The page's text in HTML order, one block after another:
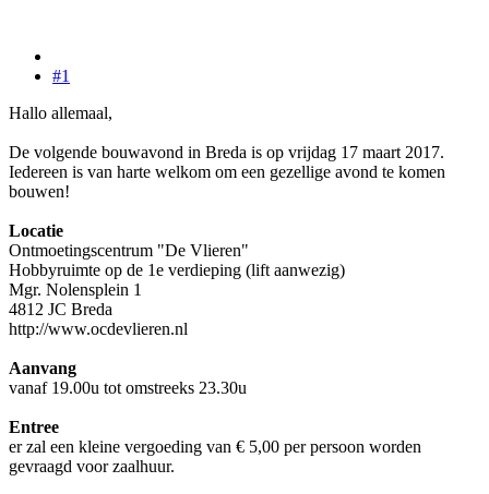
#1
Hallo allemaal,
De volgende bouwavond in Breda is op vrijdag 17 maart 2017.
Iedereen is van harte welkom om een gezellige avond te komen
bouwen!
Locatie
Ontmoetingscentrum "De Vlieren"
Hobbyruimte op de 1e verdieping (lift aanwezig)
Mgr. Nolensplein 1
4812 JC Breda
http://www.ocdevlieren.nl
Aanvang
vanaf 19.00u tot omstreeks 23.30u
Entree
er zal een kleine vergoeding van € 5,00 per persoon worden
gevraagd voor zaalhuur.